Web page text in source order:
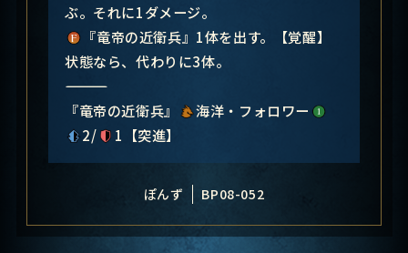
ぶ。それに1ダメージ。
『竜帝の近衛兵』1体を出す。【覚醒】
状態なら、代わりに3体。
―――――――――――――――
『竜帝の近衛兵』
海洋・フォロワー
2/
1【突進】
ぽんず BP08-052